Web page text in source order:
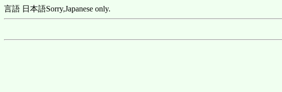
言語 日本語Sorry,Japanese only.